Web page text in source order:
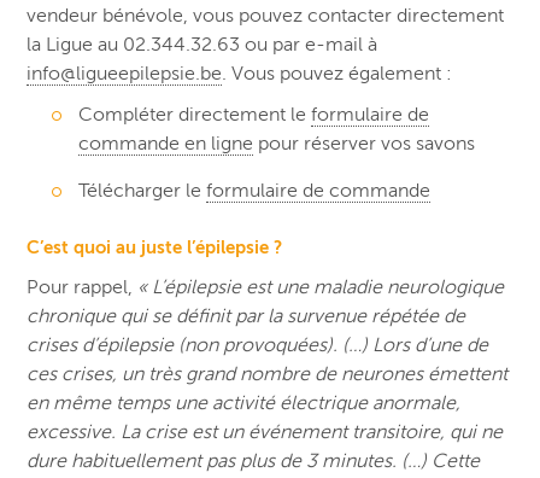
vendeur bénévole, vous pouvez contacter directement
la Ligue au 02.344.32.63 ou par e-mail à
info@ligueepilepsie.be. Vous pouvez également :
Compléter directement leformulaire de
commande en ligne pour réserver vos savons
Télécharger leformulaire de commande
C’est quoi au juste l’épilepsie ?
Pour rappel, « L’épilepsie est une maladie neurologique
chronique qui se définit par la survenue répétée de
crises d’épilepsie (non provoquées). (…) Lors d’une de
ces crises, un très grand nombre de neurones émettent
en même temps une activité électrique anormale,
excessive. La crise est un événement transitoire, qui ne
dure habituellement pas plus de 3 minutes. (…) Cette